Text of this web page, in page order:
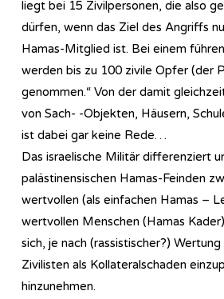
liegt bei 15 Zivilpersonen, die also
dürfen, wenn das Ziel des Angriffs
Hamas-Mitglied ist. Bei einem
werden bis zu 100 zivile Opfer (der
genommen.“ Von der damit
von Sach- -Objekten, Häusern,
ist dabei gar keine Rede…
Das israelische Militär differenziert
palästinensischen Hamas-Feinden
wertvollen (als einfachen Hamas –
wertvollen Menschen (Hamas
sich, je nach (rassistischer?)
Zivilisten als Kollateralschaden
hinzunehmen.